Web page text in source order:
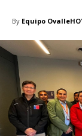
By Equipo